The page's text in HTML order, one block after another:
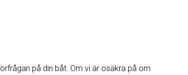
på din båt. Om vi ​​är osäkra på om